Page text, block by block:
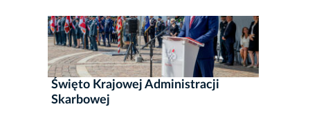
Święto Krajowej Administracji
Skarbowej